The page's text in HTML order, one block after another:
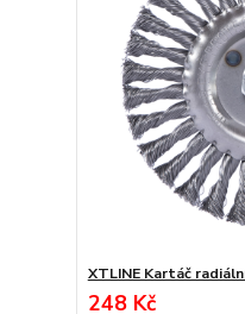
XTLINE Kartáč
248 Kč